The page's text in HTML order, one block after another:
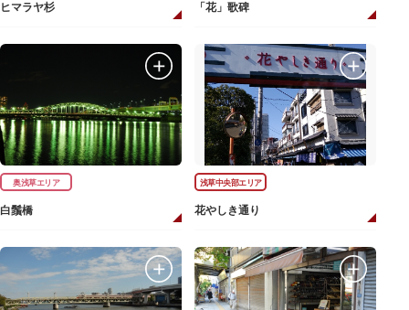
ヒマラヤ杉 「花」歌碑
奥浅草エリア
白鬚橋
浅草中央部エリア
花やしき通り